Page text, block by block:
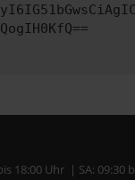
18:00 Uhr | SA: 09:30